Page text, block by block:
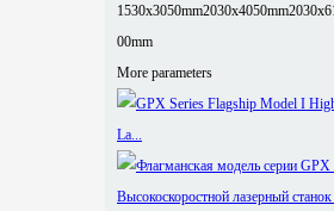
1530x3050mm2030x4050mm
00mm
More parameters